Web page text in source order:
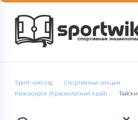
Sport-wiki.org
Спортивные секции
Красноярск (Красноярский край)